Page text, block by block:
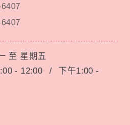
至 星期五
- 12:00
/
下午1:00 -